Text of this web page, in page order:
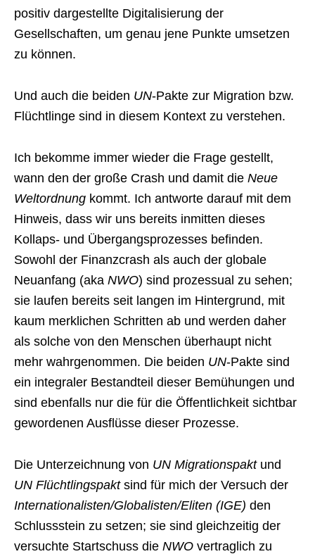
positiv dargestellte Digitalisierung der
Gesellschaften, um genau jene Punkte umsetzen
zu können.
Und auch die beiden UN-Pakte zur Migration bzw.
Flüchtlinge sind in diesem Kontext zu verstehen.
Ich bekomme immer wieder die Frage gestellt,
wann den der große Crash und damit die Neue
Weltordnung kommt. Ich antworte darauf mit dem
Hinweis, dass wir uns bereits inmitten dieses
Kollaps- und Übergangsprozesses befinden.
Sowohl der Finanzcrash als auch der globale
Neuanfang (aka NWO) sind prozessual zu sehen;
sie laufen bereits seit langen im Hintergrund, mit
kaum merklichen Schritten ab und werden daher
als solche von den Menschen überhaupt nicht
mehr wahrgenommen. Die beiden UN-Pakte sind
ein integraler Bestandteil dieser Bemühungen und
sind ebenfalls nur die für die Öffentlichkeit sichtbar
gewordenen Ausflüsse dieser Prozesse.
Die Unterzeichnung von UN Migrationspaktund
UN Flüchtlingspaktsind für mich der Versuch der
Internationalisten/Globalisten/Eliten (IGE) den
Schlussstein zu setzen; sie sind gleichzeitig der
versuchte Startschuss die NWO vertraglich zu